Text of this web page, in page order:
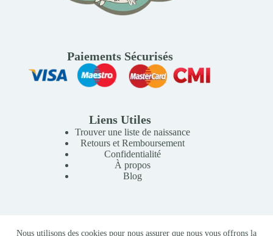
Nous utilisons des cookies pour nous assurer que nous vous offrons la
Paiements Sécurisés
Liens Utiles
Trouver une liste de naissance
Retours et Remboursement
Confidentialité
À propos
Blog
Copyright © 2026 Mille Lunes - Création du site :
Baptiste